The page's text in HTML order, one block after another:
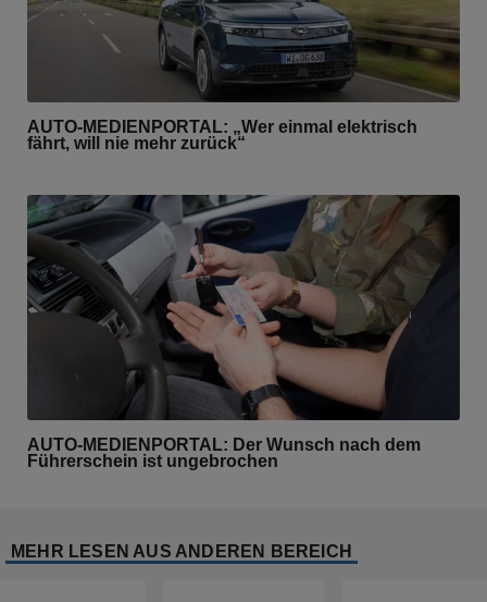
AUTO-MEDIENPORTAL: „Wer einmal elektrisch
fährt, will nie mehr zurück“
AUTO-MEDIENPORTAL: Der Wunsch nach dem
Führerschein ist ungebrochen
MEHR LESEN AUS ANDEREN BEREICH